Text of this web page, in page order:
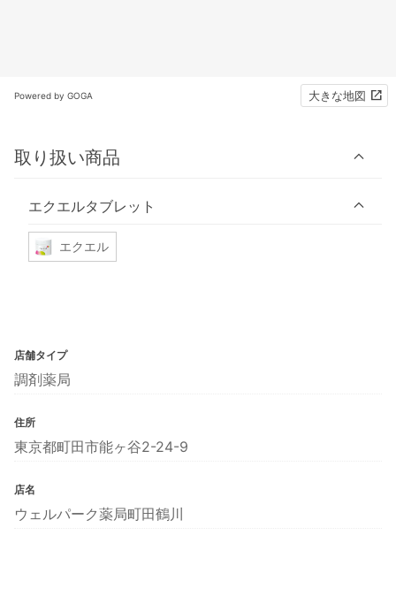
Powered by GOGA 大きな地図
取り扱い商品
エクエルタブレット
エクエル
店舗タイプ
調剤薬局
住所
東京都町田市能ヶ谷2-24-9
店名
ウェルパーク薬局町田鶴川